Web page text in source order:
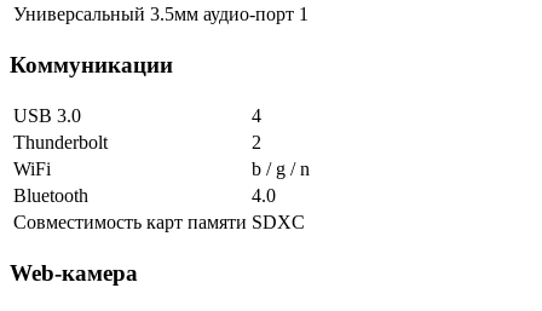
Универсальный 3.5мм аудио-порт 1
Коммуникации
USB 3.0
4
Thunderbolt
2
WiFi
b / g / n
Bluetooth
4.0
Совместимость карт памяти SDXC
Web-камера